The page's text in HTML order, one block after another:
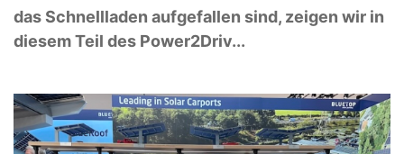
das Schnellladen aufgefallen sind, zeigen wir in
diesem Teil des Power2Driv...